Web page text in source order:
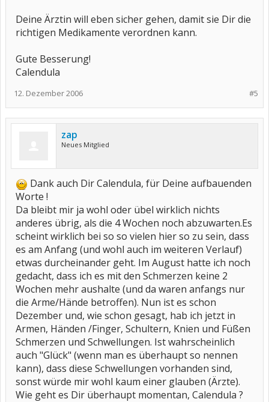
Deine Ärztin will eben sicher gehen, damit sie Dir die
richtigen Medikamente verordnen kann.
Gute Besserung!
Calendula
#5
12. Dezember 2006
zap
Neues Mitglied
Dank auch Dir Calendula, für Deine aufbauenden
Worte !
Da bleibt mir ja wohl oder übel wirklich nichts
anderes übrig, als die 4 Wochen noch abzuwarten.Es
scheint wirklich bei so so vielen hier so zu sein, dass
es am Anfang (und wohl auch im weiteren Verlauf)
etwas durcheinander geht. Im August hatte ich noch
gedacht, dass ich es mit den Schmerzen keine 2
Wochen mehr aushalte (und da waren anfangs nur
die Arme/Hände betroffen). Nun ist es schon
Dezember und, wie schon gesagt, hab ich jetzt in
Armen, Händen /Finger, Schultern, Knien und Füßen
Schmerzen und Schwellungen. Ist wahrscheinlich
auch "Glück" (wenn man es überhaupt so nennen
kann), dass diese Schwellungen vorhanden sind,
sonst würde mir wohl kaum einer glauben (Ärzte).
Wie geht es Dir überhaupt momentan, Calendula ?